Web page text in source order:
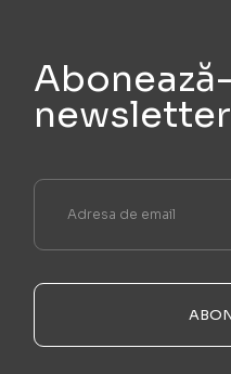
newsletter